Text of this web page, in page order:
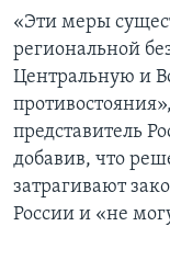
«Эти меры
региональной
Центральную и
представитель
добавив, что
затрагивают
России и «не